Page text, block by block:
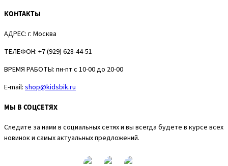
КОНТАКТЫ
АДРЕС: г. Москва
ТЕЛЕФОН: +7 (929) 628-44-51
ВРЕМЯ РАБОТЫ: пн-пт с 10-00 до 20-00
E-mail: shop@kidsbik.ru
МЫ В СОЦСЕТЯХ
Следите за нами в социальных сетях и вы всегда будете в курсе всех
новинок и самых актуальных предложений.